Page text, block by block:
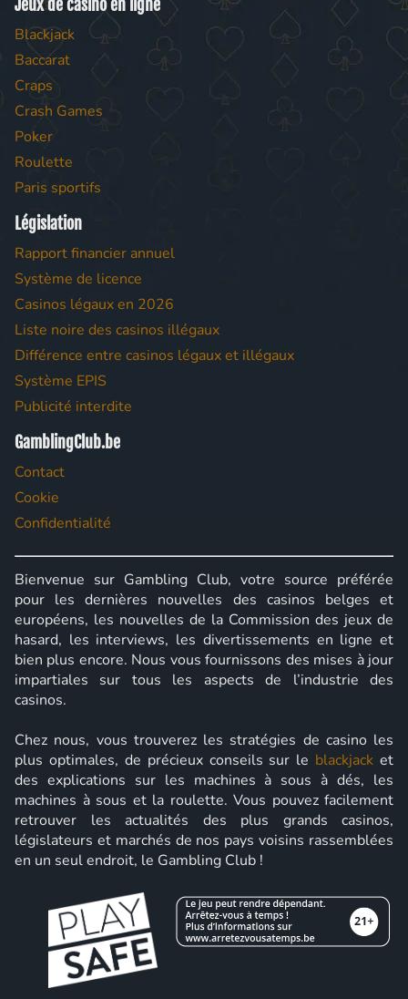
Jeux de casino en ligne
Blackjack
Baccarat
Craps
Crash Games
Poker
Roulette
Paris sportifs
Législation
Rapport financier annuel
Système de licence
Casinos légaux en 2026
Liste noire des casinos illégaux
Différence entre casinos légaux et illégaux
Système EPIS
Publicité interdite
GamblingClub.be
Contact
Cookie
Confidentialité
Bienvenue sur Gambling Club, votre source préférée
pour les dernières nouvelles des casinos belges et
européens, les nouvelles de la Commission des jeux de
hasard, les interviews, les divertissements en ligne et
bien plus encore. Nous vous fournissons des mises à jour
impartiales sur tous les aspects de l’industrie des
casinos.
Chez nous, vous trouverez les stratégies de casino les
plus optimales, de précieux conseils sur le blackjack et
des explications sur les machines à sous à dés, les
machines à sous et la roulette. Vous pouvez facilement
retrouver les actualités des plus grands casinos,
législateurs et marchés de nos pays voisins rassemblées
en un seul endroit, le Gambling Club !